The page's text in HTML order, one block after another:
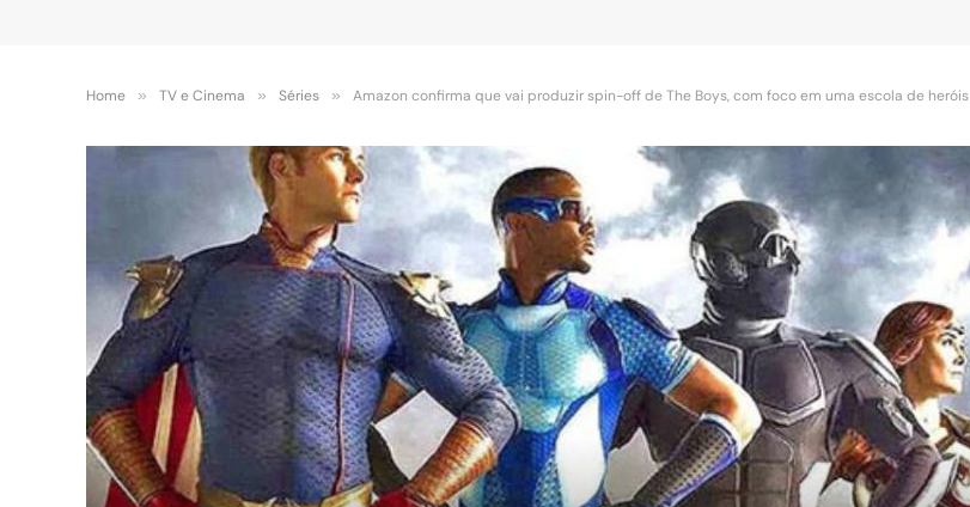
Home » TV e Cinema » Séries » Amazon confirma que vai produzir spin-off de The Boys, com foco em uma escola de heróis